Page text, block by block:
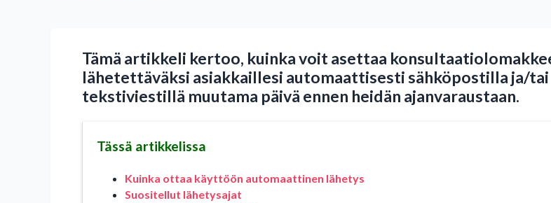
Tämä artikkeli kertoo, kuinka voit asettaa
lähetettäväksi asiakkaillesi automaattisesti sähköpostilla ja/tai
tekstiviestillä muutama päivä ennen heidän ajanvaraustaan.
Tässä artikkelissa
Kuinka ottaa käyttöön automaattinen lähetys
Suositellut lähetysajat